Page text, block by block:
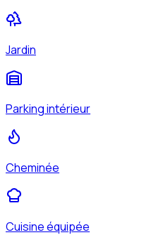
Jardin
Parking intérieur
Cheminée
Cuisine équipée